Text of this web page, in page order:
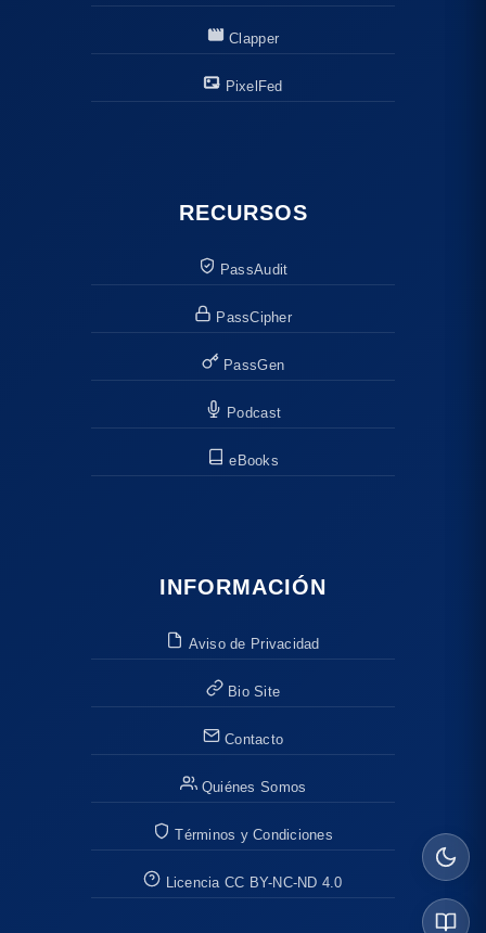
Clapper
PixelFed
RECURSOS
PassAudit
PassCipher
PassGen
Podcast
eBooks
INFORMACIÓN
Aviso de Privacidad
Bio Site
Contacto
Quiénes Somos
Términos y Condiciones
Licencia CC BY-NC-ND 4.0